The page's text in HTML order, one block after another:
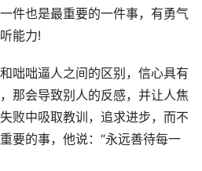
件也是最重要的一件事，有勇气
能力!
咄逼人之间的区别，信心具有
那会导致别人的反感，并让人焦
败中吸取教训，追求进步，而不
要的事，他说：“永远善待每一